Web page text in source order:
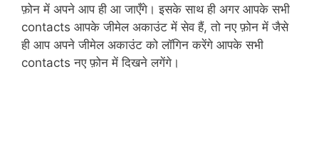
फ़ोन में अपने आप ही आ जाएँगे। इसके साथ ही अगर आपके सभी
contacts आपके जीमेल अकाउंट में सेव हैं, तो नए फ़ोन में जैसे
ही आप अपने जीमेल अकाउंट को लॉगिन करेंगे आपके सभी
contacts नए फ़ोन में दिखने लगेंगे।